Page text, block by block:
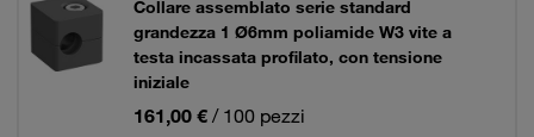
Collare assemblato serie standard
grandezza 1 Ø6mm poliamide W3 vite a
testa incassata profilato, con tensione
iniziale
161,00 € / 100 pezzi